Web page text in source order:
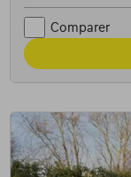
Comparer